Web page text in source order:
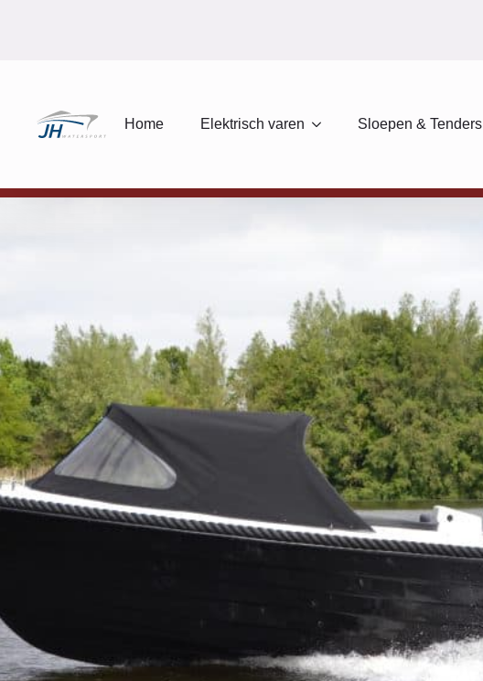
Home Elektrisch varen Sloepen & Tenders